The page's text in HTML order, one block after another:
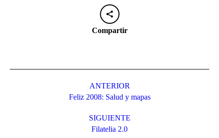
Compartir
publicaciones
ANTERIOR
Publicación
anterior:
Feliz 2008: Salud y mapas
SIGUIENTE
Publicación
Filatelia 2.0